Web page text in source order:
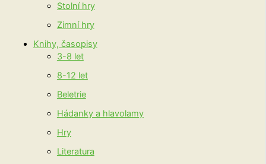
Stolní hry
Zimní hry
Knihy, časopisy
3-8 let
8-12 let
Beletrie
Hádanky a hlavolamy
Hry
Literatura